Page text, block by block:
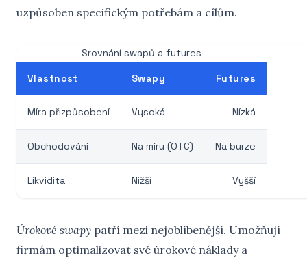
uzpůsoben specifickým potřebám a cílům.
Srovnání swapů a futures
Vlastnost Swapy Futures
Míra přizpůsobení Vysoká Nízká
Obchodování Na míru (OTC) Na burze
Likvidita Nižší Vyšší
Úrokové swapy patří mezi nejoblíbenější. Umožňují
firmám optimalizovat své úrokové náklady a